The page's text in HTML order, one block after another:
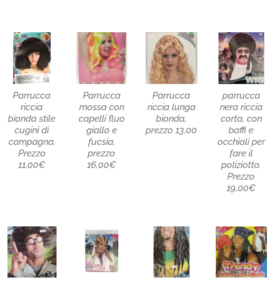
Parrucca
riccia
bionda stile
cugini di
campagna.
Prezzo
11,00€
Parrucca
mossa con
capelli fluo
giallo e
fucsia,
prezzo
16,00€
Parrucca
riccia lunga
bionda,
prezzo 13,00
parrucca
nera riccia
corta, con
baffi e
occhiali per
fare il
poliziotto.
Prezzo
19,00€